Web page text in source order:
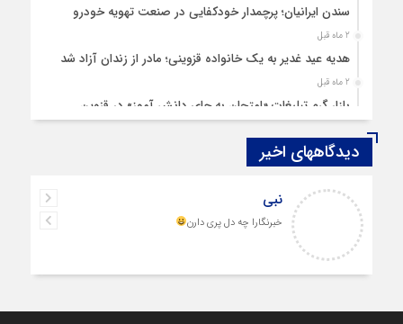
سندن ایرانیان؛ پرچمدار خودکفایی در صنعت تهویه خودرو
2 ماه قبل
هدیه عید غدیر به یک خانواده قزوینی؛ مادر از زندان آزاد شد
2 ماه قبل
بازار گرم تبلیغات «امتحان به جای دانش‌ آموز» در قزوین
قزوین ۱۴۰۴، گام‌هایی در سایه چالش‌ها
چهارشنبه‌ سوری بی‌غوغا
مردم قزوین زیر آوار گرانی مسکن
دیدگاههای اخیر
نبی
خبرنگارا چه دل پری دارن